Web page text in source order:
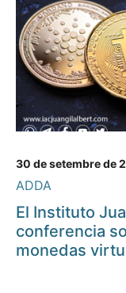
30 de setembre de
ADDA
El Instituto
conferencia
monedas